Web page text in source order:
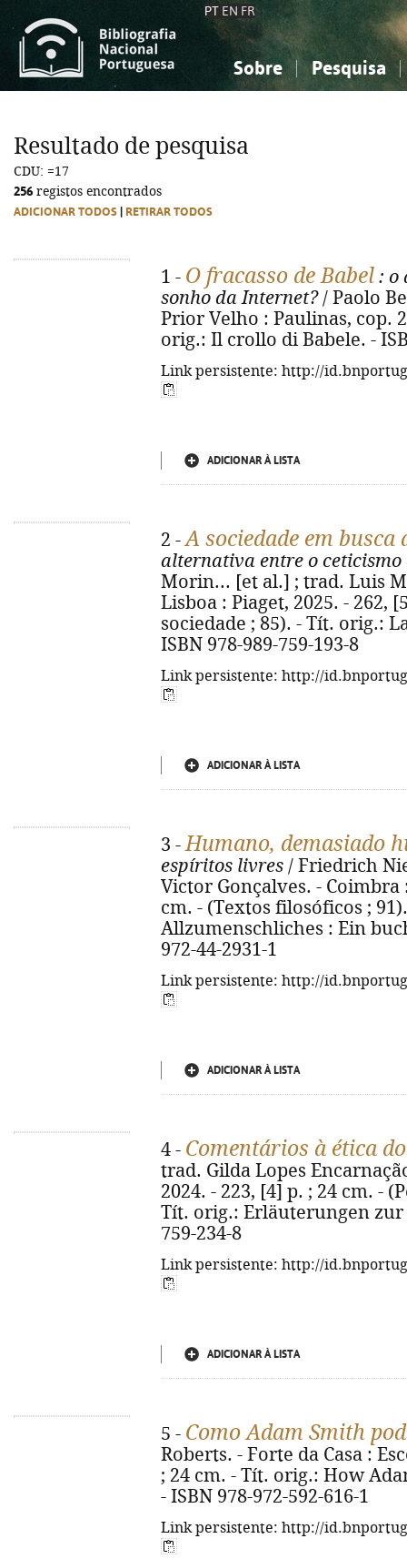
PT EN FR
Sobre Pesquisa
Ciências sociais...
Ciências sociais...
Resultado de pesquisa
CDU: =17
256 registos encontrados
ADICIONAR TODOS RETIRAR TODOS
1 - O fracasso de Babel : o
sonho da Internet?/ Paolo
Prior Velho : Paulinas, cop.
orig.: Il crollo di Babele. -
Link persistente: http://
ADICIONAR À LISTA
2 -A sociedade em busca
alternativa entre o ceticismo
Morin... [et al.] ; trad. Luis
Lisboa : Piaget, 2025. - 262,
sociedade ; 85). - Tít. orig.:
ISBN 978-989-759-193-8
Link persistente: http://
ADICIONAR À LISTA
3 -Humano, demasiado
espíritos livres / Friedrich
Victor Gonçalves. - Coimbra
cm. - (Textos filosóficos ;
Allzumenschliches : Ein
972-44-2931-1
Link persistente: http://
ADICIONAR À LISTA
4 - Comentários à ética
trad. Gilda Lopes
2024. - 223, [4] p. ; 24 cm. -
Tít. orig.: Erläuterungen zur
759-234-8
Link persistente: http://
ADICIONAR À LISTA
5 - Como Adam Smith
Roberts. - Forte da Casa :
; 24 cm. - Tít. orig.: How
- ISBN 978-972-592-616-1
Link persistente: http://